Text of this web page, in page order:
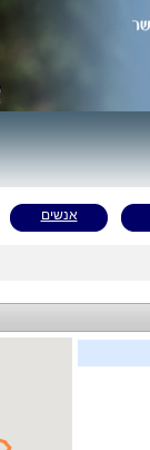
אנשים